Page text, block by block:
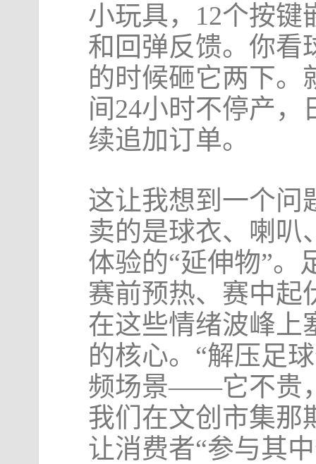
小玩具，12个按键
和回弹反馈。你看
的时候砸它两下。
间24小时不停产
续追加订单。
这让我想到一个问
卖的是球衣、喇叭
体验的“延伸物”。
赛前预热、赛中起
在这些情绪波峰上
的核心。“解压足
频场景——它不贵
我们在文创市集那
让消费者“参与其